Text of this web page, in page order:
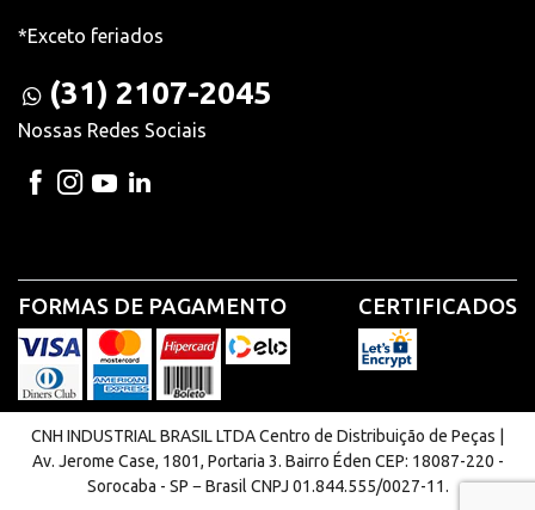
*Exceto feriados
(31) 2107-2045
Nossas Redes Sociais
FORMAS DE PAGAMENTO CERTIFICADOS
CNH INDUSTRIAL BRASIL LTDA Centro de Distribuição de Peças |
Av. Jerome Case, 1801, Portaria 3. Bairro Éden CEP: 18087-220 -
Sorocaba - SP − Brasil CNPJ 01.844.555/0027-11.